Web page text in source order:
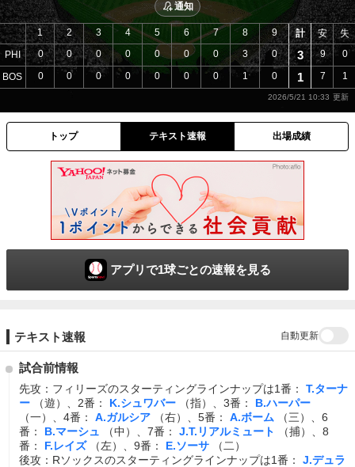
通知
PHI
BOS
1 2 3 4 5 6 7 8
9
0
0 0 0 0 0 0 3
0
0
0 0 0 0 0 0 1 0
計 安 失
3 9 0
1 7 1
2026/5/21 10:33
トップ テキスト速報 出場成績
アプリで1球ごとの速報を見る
テキスト速報 自動更新
試合前情報
先攻：フィリーズのスターティングラインナップは1番：
T.ターナ
ー
（遊）、2番： K.シュワバー （指）、3番：
B.ハーパー
（一）、4番：
A.ガルシア （右）、5番： A.ボーム
（三）、6
番：
B.マーシュ （中）、7番： J.T.リアルミュート
（捕）、8
番：
F.レイズ （左）、9番： E.ソーサ
（二）
後攻：Rソックスのスターティングラインナップは1番：
J.デュラ